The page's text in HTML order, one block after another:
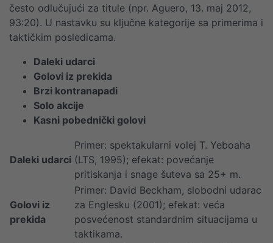
često odlučujući za titule (npr. Aguero, 13. maj 2012,
93:20). U nastavku su ključne kategorije sa primerima i
taktičkim posledicama.
Daleki udarci
Golovi iz prekida
Brzi kontranapadi
Solo akcije
Kasni pobednički golovi
Daleki udarci
Primer: spektakularni volej T. Yeboaha
(LTS, 1995); efekat: povećanje
pritiskanja i snage šuteva sa 25+ m.
Golovi iz
prekida
Primer: David Beckham, slobodni udarac
za Englesku (2001); efekat: veća
posvećenost standardnim situacijama u
taktikama.